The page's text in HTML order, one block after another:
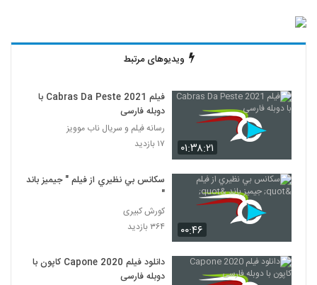
ویدیوهای مرتبط
۰۱:۳۸:۲۱
فیلم Cabras Da Peste 2021 با
دوبله فارسی
رسانه فیلم و سریال ناب موویز
۱۷ بازدید
۰۰:۴۶
سكانس بي نظيري از فيلم " جيميز باند
"
کورش کبیری
۳۶۴ بازدید
دانلود فیلم Capone 2020 کاپون با
دوبله فارسی